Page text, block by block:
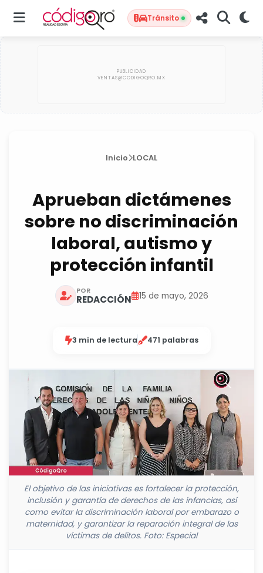
Tránsito
Inicio LOCAL
Aprueban dictámenes
sobre no discriminación
laboral, autismo y
protección infantil
POR
REDACCIÓN 15 de mayo, 2026
3 min de lectura 471 palabras
El objetivo de las iniciativas es fortalecer la protección,
inclusión y garantía de derechos de las infancias, así
como evitar la discriminación laboral por embarazo o
maternidad, y garantizar la reparación integral de las
víctimas de delitos. Foto: Especial